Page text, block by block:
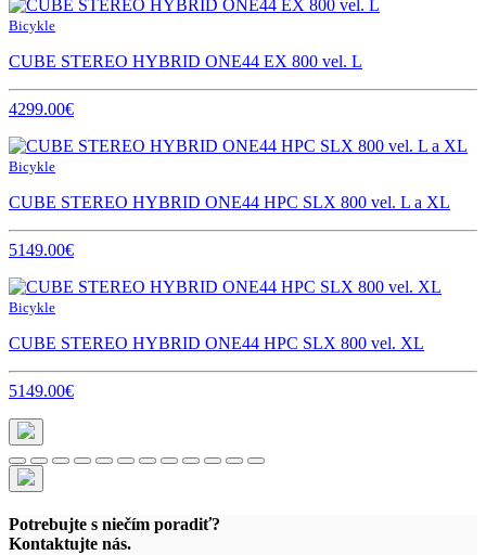
Bicykle
CUBE STEREO HYBRID ONE44 EX 800 vel. L
4299.00€
Bicykle
CUBE STEREO HYBRID ONE44 HPC SLX 800 vel. L a XL
5149.00€
Bicykle
CUBE STEREO HYBRID ONE44 HPC SLX 800 vel. XL
5149.00€
Potrebujte s niečím poradiť?
Kontaktujte nás.